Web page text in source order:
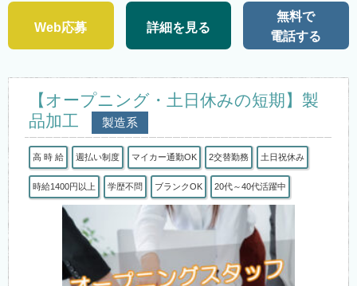
Web応募 詳細を見る
無料で
電話する
【オープニング・土日休みの短期】製
品加工
製造系
高 時 給 週払い制度 マイカー通勤OK 2交替勤務 土日祝休み
時給1400円以上 学歴不問 ブランクOK 20代～40代活躍中